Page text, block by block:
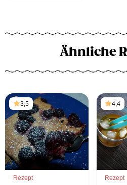
Ähnliche
3,5
Rezept
4,4
Rezept